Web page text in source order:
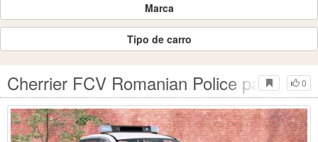
Marca
Tipo de carro
0
Cherrier FCV Romanian Police para